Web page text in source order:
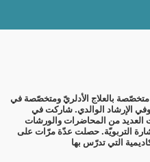
متخصّصة بالعلاج الأدلريّ ومتخصّصة في
الإرشاد الوالدي. شاركت في
العديد من المحاضرات والورشات
التربويّة. حصلت عدّة مرّات على
التي تدرّس بها